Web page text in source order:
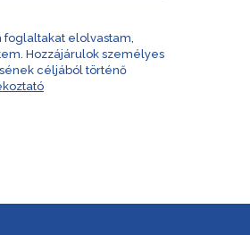
elolvastam,
Hozzájárulok személyes
céljából történő